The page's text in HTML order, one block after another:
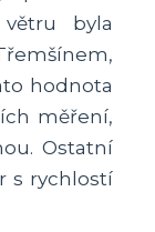
větru byla
hodnota
měření,
Ostatní
s rychlostí